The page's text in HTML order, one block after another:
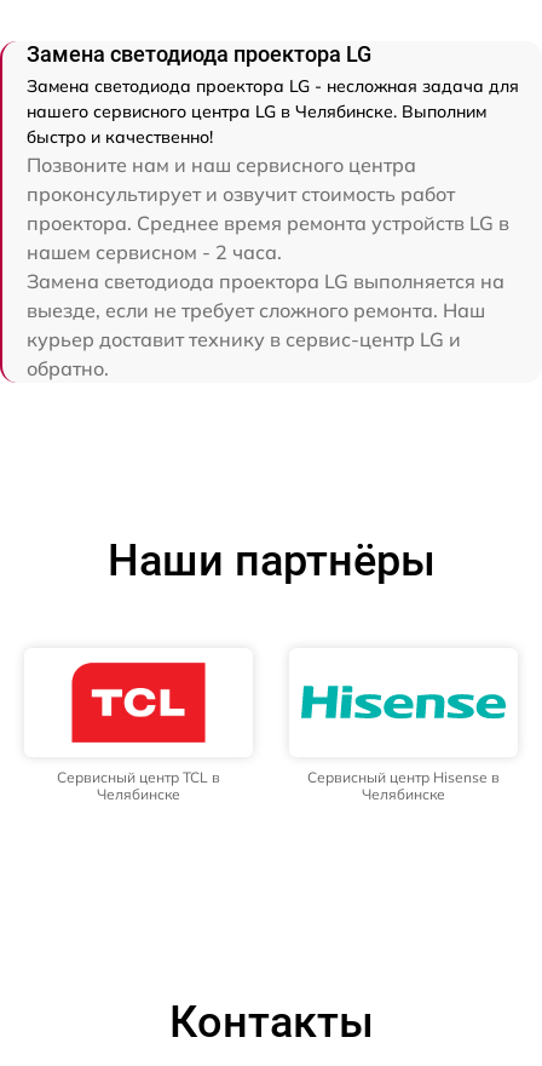
Замена светодиода проектора LG
Замена светодиода проектора LG - несложная задача для
нашего сервисного центра LG в Челябинске. Выполним
быстро и качественно!
Позвоните нам и наш сервисного центра
проконсультирует и озвучит стоимость работ
проектора. Среднее время ремонта устройств LG в
нашем сервисном - 2 часа.
Замена светодиода проектора LG выполняется на
выезде, если не требует сложного ремонта. Наш
курьер доставит технику в сервис-центр LG и
обратно.
Наши партнёры
Сервисный центр TCL в
Челябинске
Сервисный центр Hisense в
Челябинске
Контакты